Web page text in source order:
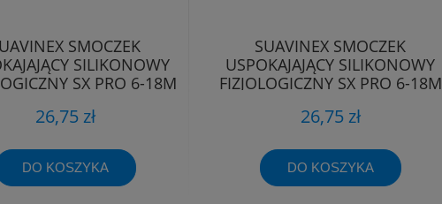
SMOCZEK
SILIKONOWY
SX PRO 6-18M
26,75 zł
DO KOSZYKA
SUAVINEX SMOCZEK
USPOKAJAJĄCY SILIKONOWY
FIZJOLOGICZNY SX PRO 6-18M
26,75 zł
DO KOSZYKA